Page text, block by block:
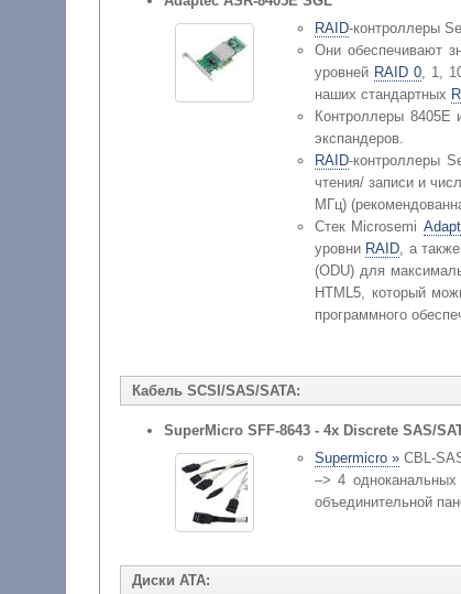
RAID-контроллеры
Они обеспечивают
уровней RAID 0, 1,
наших стандартных
Контроллеры 8405E
экспандеров.
RAID-контроллеры
чтения/ записи и
МГц)
Стек Microsemi
уровни RAID, а
(ODU) для
HTML5, который
программного
Кабель SCSI/SAS/SATA:
SuperMicro SFF-8643 - 4x Discrete SAS/
Supermicro »CBL-
–> 4 одноканальных
объединительной
Диски ATA: